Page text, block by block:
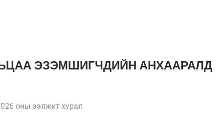
ЭЗЭМШИГЧДИЙН АНХААРАЛД
оны ээлжит хурал